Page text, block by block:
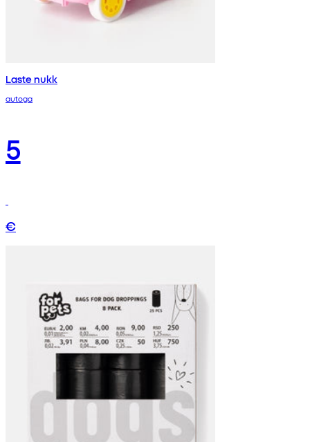
Laste nukk
autoga
5
€